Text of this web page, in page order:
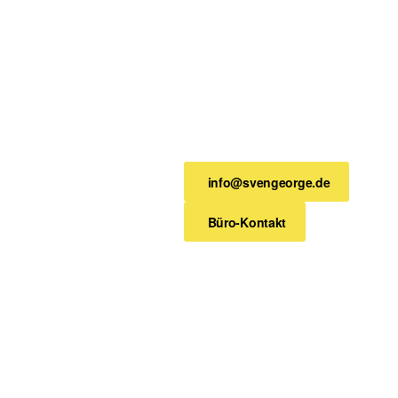
info@svengeorge.de
Büro-Kontakt